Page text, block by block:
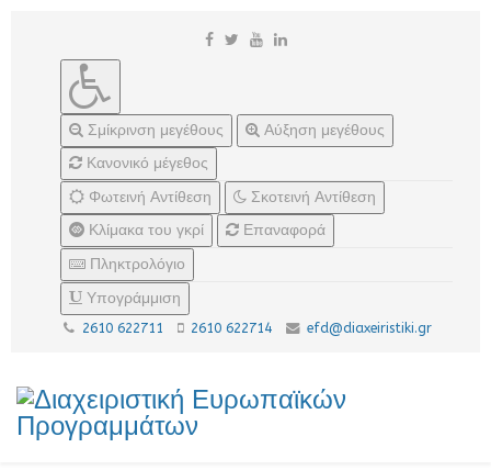
Σμίκρινση μεγέθους
Αύξηση μεγέθους
Κανονικό μέγεθος
Φωτεινή Αντίθεση
Σκοτεινή Αντίθεση
Κλίμακα του γκρί
Επαναφορά
Πληκτρολόγιο
Υπογράμμιση
2610 622711 2610 622714 efd@diaxeiristiki.gr